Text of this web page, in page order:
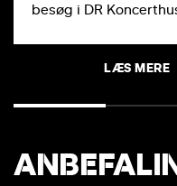
besøg i DR
LÆS MERE